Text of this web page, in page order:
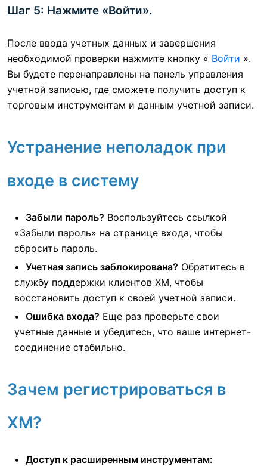
Шаг 5: Нажмите «Войти».
После ввода учетных данных и завершения
необходимой проверки нажмите кнопку « Войти ».
Вы будете перенаправлены на панель управления
учетной записью, где сможете получить доступ к
торговым инструментам и данным учетной записи.
Устранение неполадок при
входе в систему
Забыли пароль? Воспользуйтесь ссылкой
«Забыли пароль» на странице входа, чтобы
сбросить пароль.
Учетная запись заблокирована? Обратитесь в
службу поддержки клиентов XM, чтобы
восстановить доступ к своей учетной записи.
Ошибка входа? Еще раз проверьте свои
учетные данные и убедитесь, что ваше интернет-
соединение стабильно.
Зачем регистрироваться в
XM?
Доступ к расширенным инструментам: